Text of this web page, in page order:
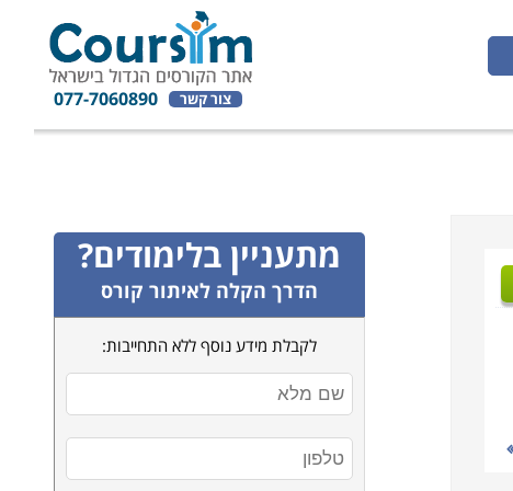
צור קשר 077-7060890
מתעניין בלימודים?
הדרך הקלה לאיתור קורס
לקבלת מידע נוסף ללא התחייבות: